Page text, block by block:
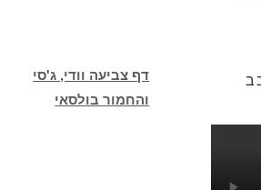
דף צביעה וודי, ג'סי
והחמור בולסאי